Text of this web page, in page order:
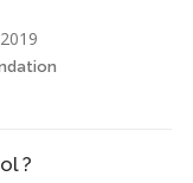
?